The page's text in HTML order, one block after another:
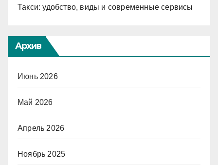
Такси: удобство, виды и современные сервисы
Архив
Июнь 2026
Май 2026
Апрель 2026
Ноябрь 2025